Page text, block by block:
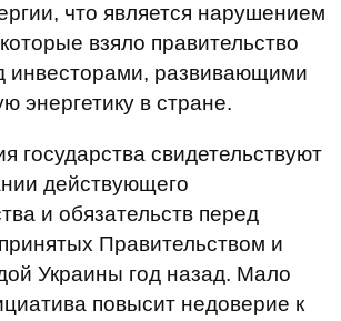
что является нарушением
взяло правительство
инвесторами, развивающими
энергетику в стране.
государства свидетельствуют
действующего
и обязательств перед
Правительством и
Украины год назад. Мало
повысит недоверие к